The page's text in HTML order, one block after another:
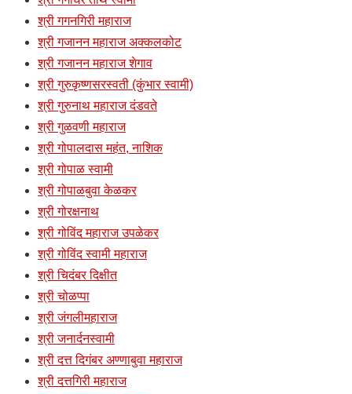
श्री गगनगिरी महाराज
श्री गजानन महाराज अक्कलकोट
श्री गजानन महाराज शेगाव
श्री गुरुकृष्णसरस्वती (कुंभार स्वामी)
श्री गुरुनाथ महाराज दंडवते
श्री गुळवणी महाराज
श्री गोपालदास महंत, नाशिक
श्री गोपाळ स्वामी
श्री गोपाळबुवा केळकर
श्री गोरक्षनाथ
श्री गोविंद महाराज उपळेकर
श्री गोविंद स्वामी महाराज
श्री चिदंबर दिक्षीत
श्री चोळप्पा
श्री जंगलीमहाराज
श्री जनार्दनस्वामी
श्री दत्त दिगंबर अण्णाबुवा महाराज
श्री दत्तगिरी महाराज